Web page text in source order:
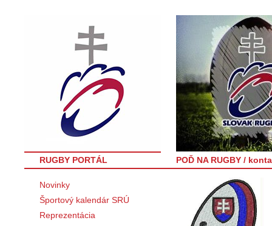
RUGBY PORTÁL POĎ NA RUGBY /
Novinky
Športový kalendár SRÚ
Reprezentácia